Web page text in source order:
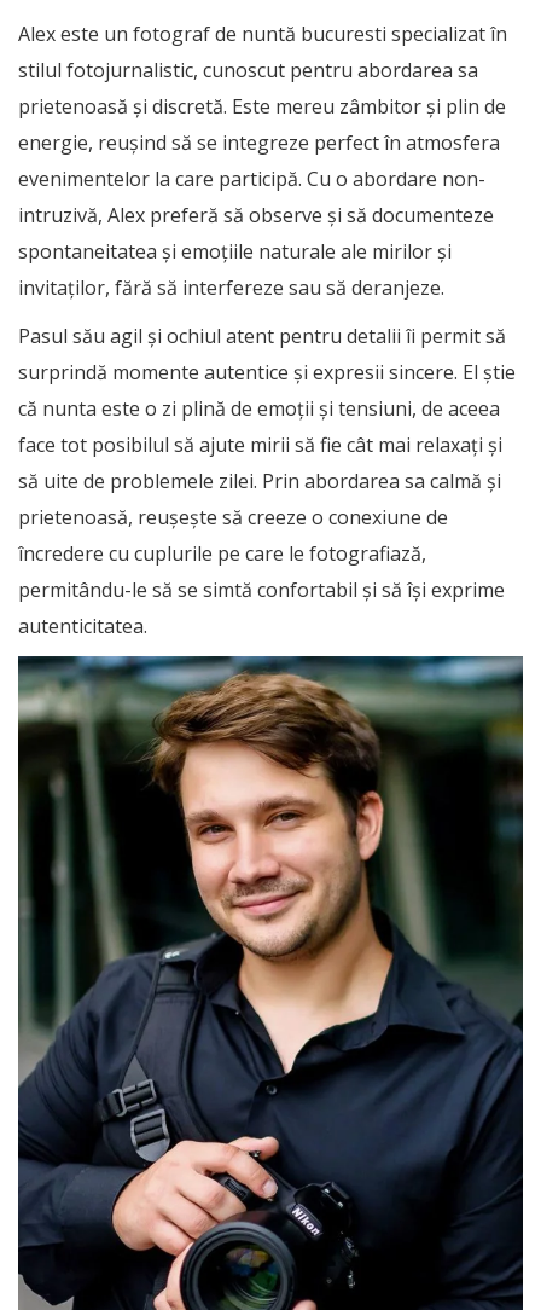
Alex este un fotograf de nuntă bucuresti specializat în
stilul fotojurnalistic, cunoscut pentru abordarea sa
prietenoasă și discretă. Este mereu zâmbitor și plin de
energie, reușind să se integreze perfect în atmosfera
evenimentelor la care participă. Cu o abordare non-
intruzivă, Alex preferă să observe și să documenteze
spontaneitatea și emoțiile naturale ale mirilor și
invitaților, fără să interfereze sau să deranjeze.
Pasul său agil și ochiul atent pentru detalii îi permit să
surprindă momente autentice și expresii sincere. El știe
că nunta este o zi plină de emoții și tensiuni, de aceea
face tot posibilul să ajute mirii să fie cât mai relaxați și
să uite de problemele zilei. Prin abordarea sa calmă și
prietenoasă, reușește să creeze o conexiune de
încredere cu cuplurile pe care le fotografiază,
permitându-le să se simtă confortabil și să își exprime
autenticitatea.